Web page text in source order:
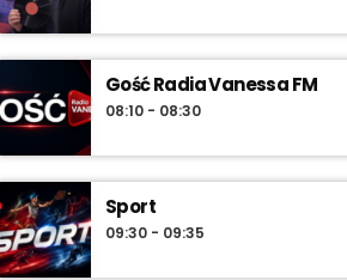
Gość Radia Vanessa FM
08:10 - 08:30
Sport
09:30 - 09:35